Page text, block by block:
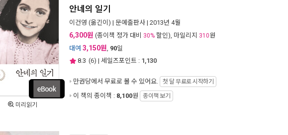
미리읽기
안네의 일기
이건영 (옮긴이) | 문예출판사 | 2013년 4월
6,300원 (종이책 정가 대비 30% 할인), 마일리지 310원
대여 3,150원, 90일
8.3 (6) | 세일즈포인트 : 1,130
만권당에서 무료로 볼 수 있어요. 첫 달 무료로 시작하기
이 책의 종이책 : 8,100원 종이책 보기